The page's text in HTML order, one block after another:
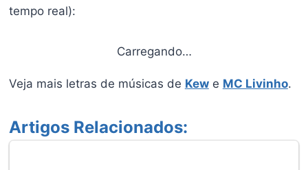
tempo real):
Carregando…
Veja mais letras de músicas de Kewe MC Livinho.
Artigos Relacionados: